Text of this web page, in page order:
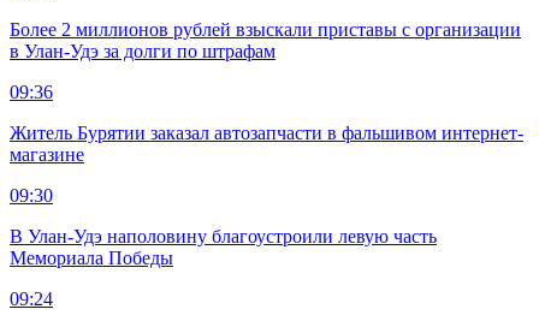
Более 2 миллионов рублей взыскали приставы с организации
в Улан-Удэ за долги по штрафам
09:36
Житель Бурятии заказал автозапчасти в фальшивом интернет-
магазине
09:30
В Улан-Удэ наполовину благоустроили левую часть
Мемориала Победы
09:24